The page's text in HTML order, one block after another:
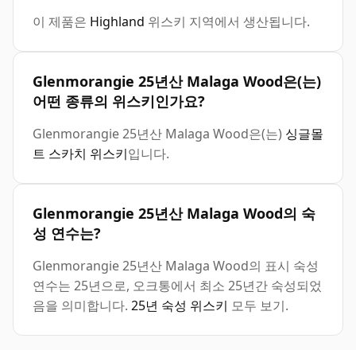
이 제품은 Highland 위스키 지역에서 생산됩니다.
Glenmorangie 25년산 Malaga Wood은(는)
어떤 종류의 위스키인가요?
Glenmorangie 25년산 Malaga Wood은(는) 싱글몰
트 스카치 위스키입니다.
Glenmorangie 25년산 Malaga Wood의 숙
성 연수는?
Glenmorangie 25년산 Malaga Wood의 표시 숙성
연수는 25년으로, 오크통에서 최소 25년간 숙성되었
음을 의미합니다. 25년 숙성 위스키 모두 보기.